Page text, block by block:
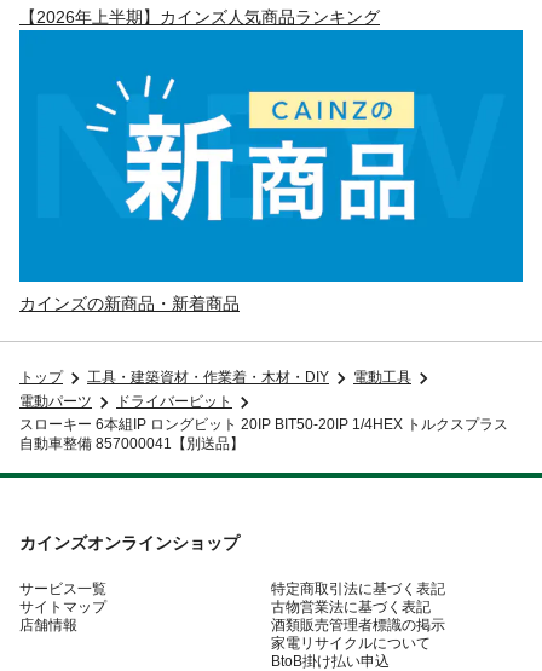
【2026年上半期】カインズ人気商品ランキング
カインズの新商品・新着商品
トップ 工具・建築資材・作業着・木材・DIY
電動工具
電動パーツ
ドライバービット
スローキー 6本組IP ロングビット 20IP BIT50-20IP 1/4HEX トルクスプラス
自動車整備 857000041【別送品】
カインズオンラインショップ
サービス一覧
サイトマップ
店舗情報
特定商取引法に基づく表記
古物営業法に基づく表記
酒類販売管理者標識の掲示
家電リサイクルについて
BtoB掛け払い申込